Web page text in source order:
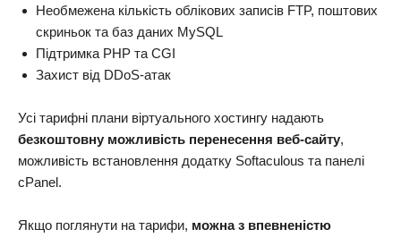
Необмежена кількість облікових записів FTP, поштових
скриньок та баз даних MySQL
Підтримка PHP та CGI
Захист від DDoS-атак
Усі тарифні плани віртуального хостингу надають
безкоштовну можливість перенесення веб-сайту,
можливість встановлення додатку Softaculous та панелі
cPanel.
Якщо поглянути на тарифи, можна з впевненістю